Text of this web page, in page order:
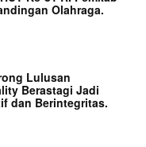
Olahraga.
Lulusan
Berastagi Jadi
dan Berintegritas.